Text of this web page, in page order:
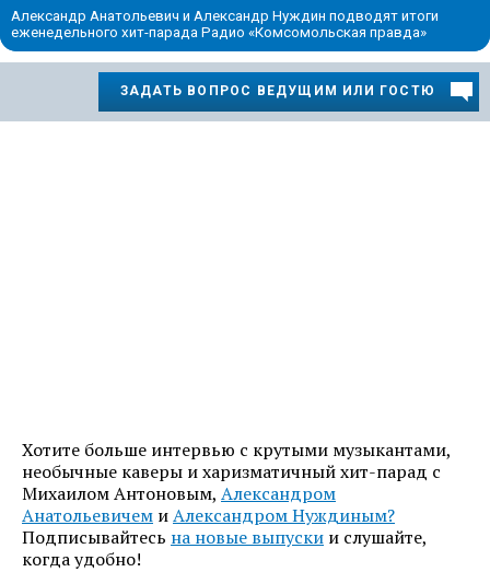
Александр Анатольевич и Александр Нуждин подводят итоги
еженедельного хит-парада Радио «Комсомольская правда»
ЗАДАТЬ ВОПРОС ВЕДУЩИМ ИЛИ ГОСТЮ
Хотите больше интервью с крутыми музыкантами,
необычные каверы и харизматичный хит-парад с
Михаилом Антоновым, Александром
Анатольевичем иАлександром Нуждиным?
Подписывайтесь на новые выпуски и слушайте,
когда удобно!